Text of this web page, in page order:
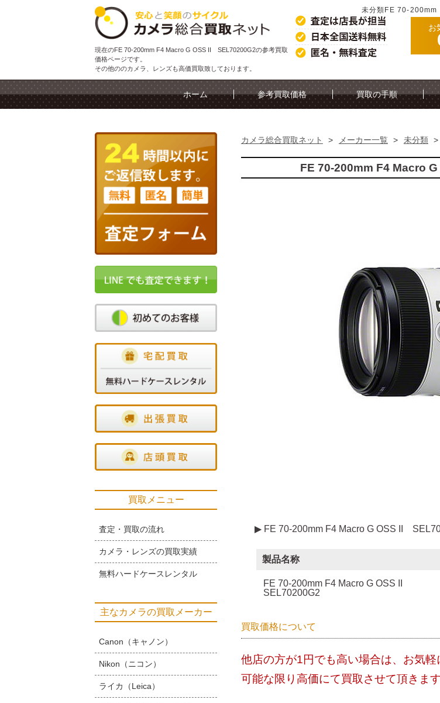
未分類FE 70-
現在のFE 70-200mm F4 Macro G OSS II SEL70200G2の参考買取
価格ページです。
その他ののカメラ、レンズも高価買取致しております。
お
ホーム 参考買取価格 買取の手順
カメラ総合買取ネット > メーカー一覧 > 未分類 >
FE 70-200mm F4 Macro
▶ FE 70-200mm F4 Macro G OSS II
製品名称
FE 70-200mm F4 Macro G OSS II
SEL70200G2
買取価格について
他店の方が1円でも高い場合は、お気軽
可能な限り高価にて買取させて頂きます
買取メニュー
査定・買取の流れ
カメラ・レンズの買取実績
無料ハードケースレンタル
主なカメラの買取メーカー
Canon（キャノン）
Nikon（ニコン）
ライカ（Leica）